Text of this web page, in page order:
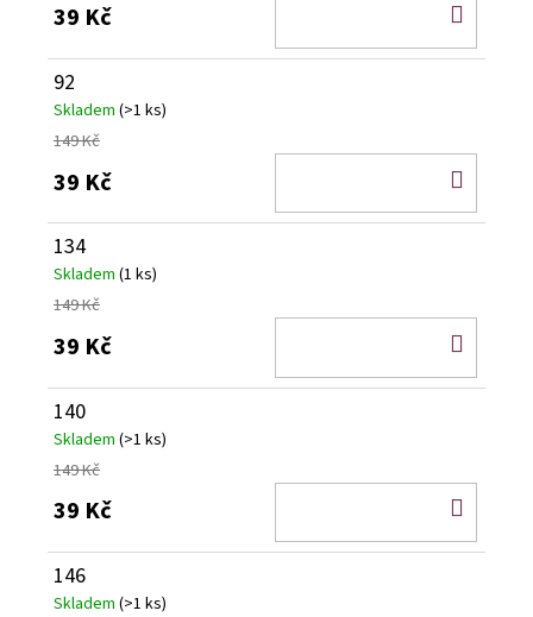
39 Kč
92
Skladem (>1 ks)
149 Kč
39 Kč
134
Skladem (1 ks)
149 Kč
39 Kč
140
Skladem (>1 ks)
149 Kč
39 Kč
146
Skladem (>1 ks)